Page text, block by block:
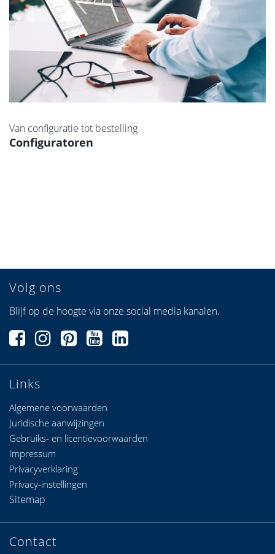
Van configuratie tot bestelling
Configuratoren
Links
Algemene voorwaarden
Juridische aanwijzingen
Gebruiks- en licentievoorwaarden
Volg ons
Blijf op de hoogte via onze social media kanalen.
Contact
Impressum
Privacyverklaring
Privacy-instellingen
Sitemap